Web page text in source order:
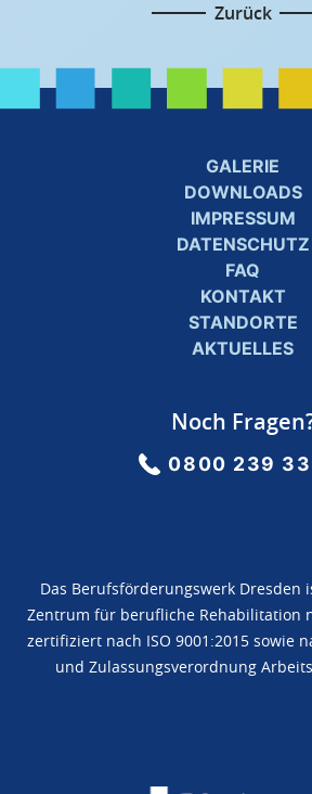
Zurück
GALERIE
DOWNLOADS
IMPRESSUM
DATENSCHUTZ
FAQ
KONTAKT
STANDORTE
AKTUELLES
Noch
0800 239
Das Berufsförderungswerk Dresden
Zentrum für berufliche Rehabilitation
zertifiziert nach ISO 9001:2015 sowie
und Zulassungsverordnung